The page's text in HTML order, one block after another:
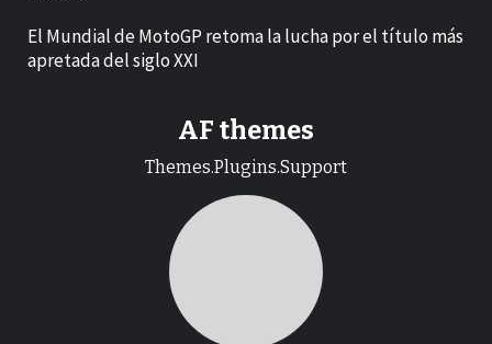
El Mundial de MotoGP retoma la lucha por el título más
apretada del siglo XXI
AF themes
Themes.Plugins.Support